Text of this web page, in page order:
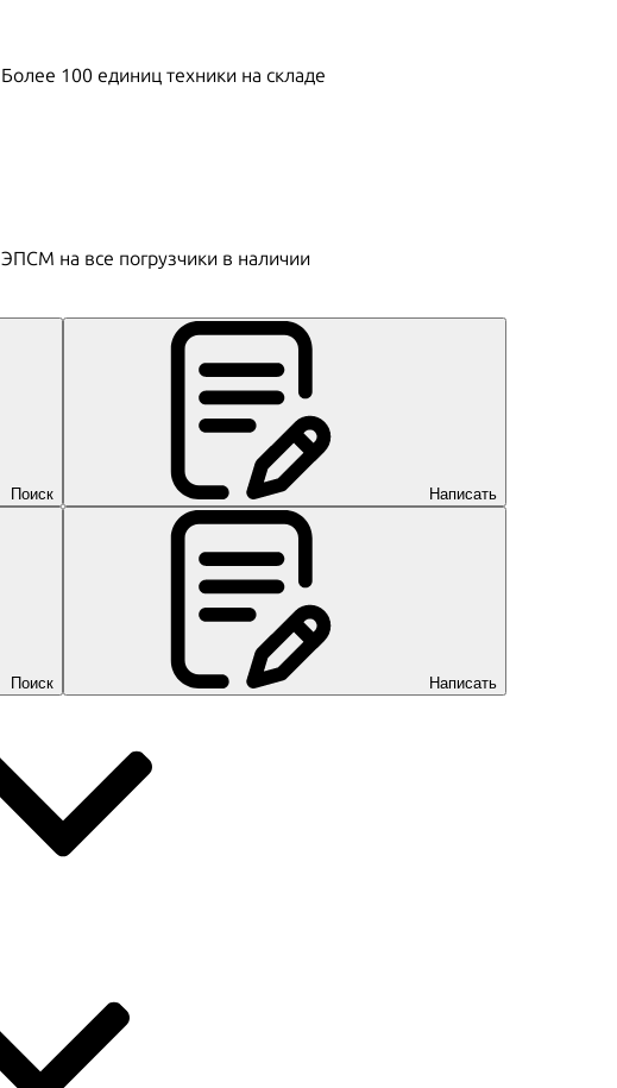
Более 100 единиц техники на складе
ЭПСМ на все погрузчики в наличии
Поиск Написать
Поиск Написать